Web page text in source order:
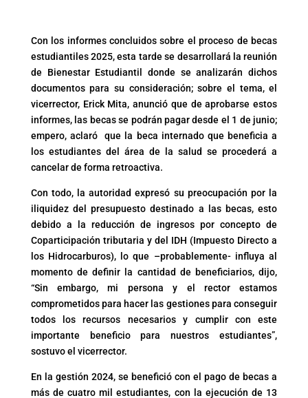
Con los informes concluidos sobre el proceso de becas
estudiantiles 2025, esta tarde se desarrollará la reunión
de Bienestar Estudiantil donde se analizarán dichos
documentos para su consideración; sobre el tema, el
vicerrector, Erick Mita, anunció que de aprobarse estos
informes, las becas se podrán pagar desde el 1 de junio;
empero, aclaró que la beca internado que beneficia a
los estudiantes del área de la salud se procederá a
cancelar de forma retroactiva.
Con todo, la autoridad expresó su preocupación por la
iliquidez del presupuesto destinado a las becas, esto
debido a la reducción de ingresos por concepto de
Coparticipación tributaria y del IDH (Impuesto Directo a
los Hidrocarburos), lo que –probablemente- influya al
momento de definir la cantidad de beneficiarios, dijo,
“Sin embargo, mi persona y el rector estamos
comprometidos para hacer las gestiones para conseguir
todos los recursos necesarios y cumplir con este
importante beneficio para nuestros estudiantes”,
sostuvo el vicerrector.
En la gestión 2024, se benefició con el pago de becas a
más de cuatro mil estudiantes, con la ejecución de 13